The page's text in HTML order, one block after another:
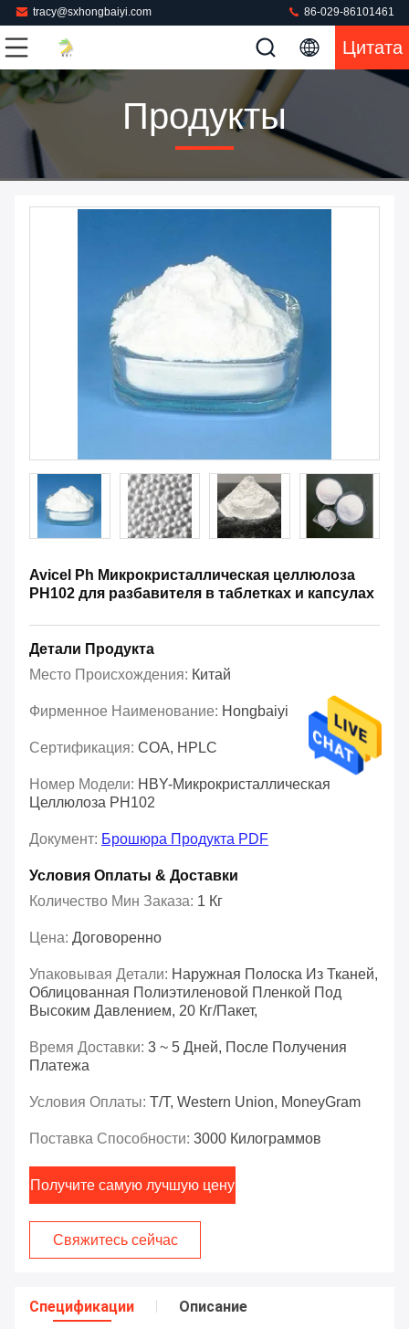
tracy@sxhongbaiyi.com 86-029-86101461
Цитата
Продукты
Avicel Ph Микрокристаллическая целлюлоза
PH102 для разбавителя в таблетках и капсулах
Детали Продукта
Место Происхождения: Китай
Фирменное Наименование: Hongbaiyi
Сертификация: COA, HPLC
Номер Модели: HBY-Микрокристаллическая
Целлюлоза PH102
Документ: Брошюра Продукта PDF
Условия Оплаты & Доставки
Количество Мин Заказа: 1 Кг
Цена: Договоренно
Упаковывая Детали: Наружная Полоска Из Тканей,
Облицованная Полиэтиленовой Пленкой Под
Высоким Давлением, 20 Кг/пакет,
Время Доставки: 3 ~ 5 Дней, После Получения
Платежа
Условия Оплаты: T/T, Western Union, MoneyGram
Поставка Способности: 3000 Килограммов
Получите самую лучшую цену
Свяжитесь сейчас
Спецификации Описание